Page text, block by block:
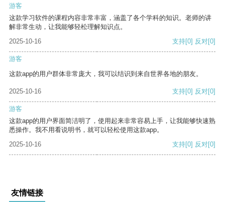
游客
这款学习软件的课程内容非常丰富，涵盖了各个学科的知识。老师的讲
解非常生动，让我能够轻松理解知识点。
2025-10-16
支持[0] 反对[0]
游客
这款app的用户群体非常庞大，我可以结识到来自世界各地的朋友。
2025-10-16 支持[0] 反对[0]
游客
这款app的用户界面简洁明了，使用起来非常容易上手，让我能够快速熟
悉操作。我不用看说明书，就可以轻松使用这款app。
2025-10-16
支持[0] 反对[0]
友情链接